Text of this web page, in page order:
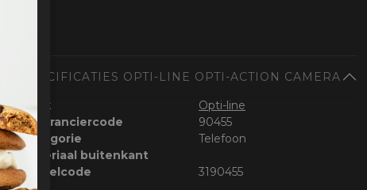
SPECIFICATIES OPTI-LINE OPTI-ACTION CAMERA
Merk
Opti-line
Leveranciercode
90455
Categorie
Telefoon
Materiaal buitenkant
Bestelcode
3190455